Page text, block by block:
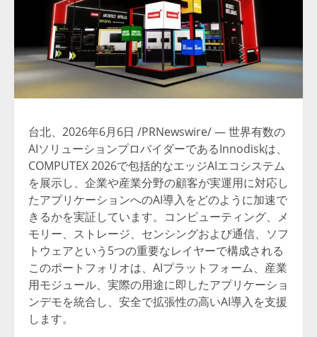
台北、2026年6月6日 /PRNewswire/ — 世界有数の
AIソリューションプロバイダーであるInnodiskは、
COMPUTEX 2026で包括的なエッジAIエコシステム
を展示し、企業や産業分野の顧客が実運用に対応し
たアプリケーションへのAI導入をどのように加速で
きるかを実証しています。コンピューティング、メ
モリー、ストレージ、センシングおよび通信、ソフ
トウェアという5つの重要なレイヤーで構成される
このポートフォリオは、AIプラットフォーム、産業
用モジュール、実際の用途に即したアプリケーショ
ンデモを統合し、安全で拡張性の高いAI導入を支援
します。